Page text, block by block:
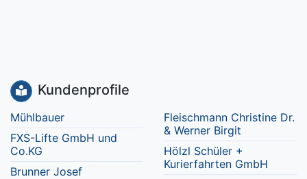
Kundenprofile
Mühlbauer
FXS-Lifte GmbH und
Co.KG
Brunner Josef
Fleischmann Christine Dr.
& Werner Birgit
Hölzl Schüler +
Kurierfahrten GmbH